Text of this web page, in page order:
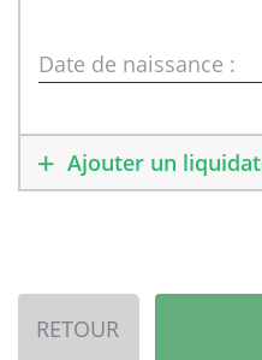
Date de naissance :
Ajouter un
RETOUR